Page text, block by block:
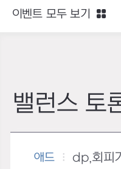
신규 지역 네블
이벤트 모두 보기
밸런스 토
애드 dp,회피